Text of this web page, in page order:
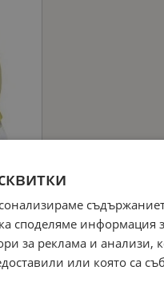
споделяме информация
за реклама и
или която са